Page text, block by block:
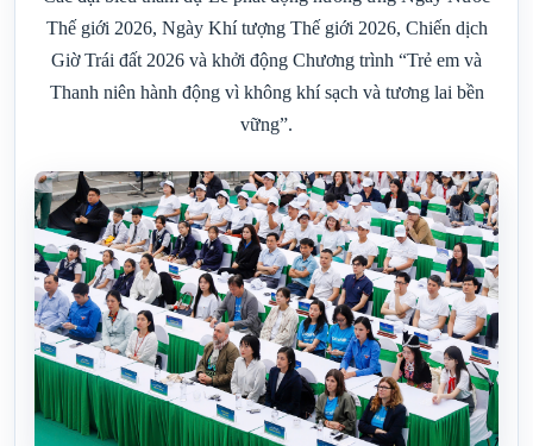
Thế giới 2026, Ngày Khí tượng Thế giới 2026, Chiến dịch
Giờ Trái đất 2026 và khởi động Chương trình “Trẻ em và
Thanh niên hành động vì không khí sạch và tương lai bền
vững”.